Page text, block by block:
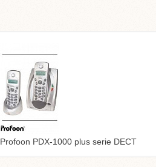
Profoon PDX-1000 plus serie DECT